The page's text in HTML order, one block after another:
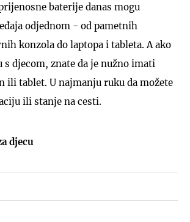
baterije danas mogu
odjednom - od pametnih
konzola do laptopa i tableta. A ako
s djecom, znate da je nužno imati
ili tablet. U najmanju ruku da možete
ili stanje na cesti.
djecu